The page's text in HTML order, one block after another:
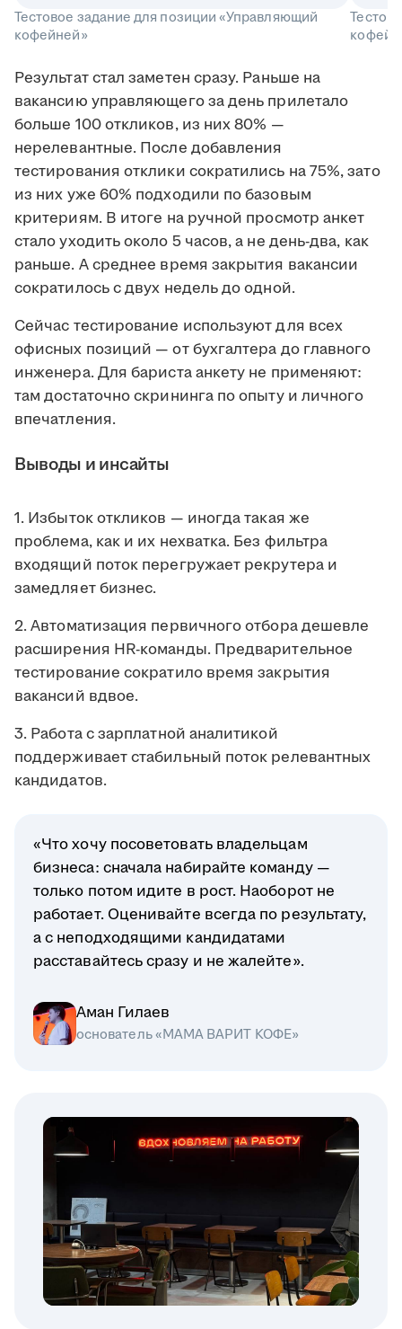
Тестовое задание для позиции «Управляющий
кофейней»
Результат стал заметен сразу. Раньше на
вакансию управляющего за день прилетало
больше 100 откликов, из них 80% —
нерелевантные. После добавления
тестирования отклики сократились на 75%, зато
из них уже 60% подходили по базовым
критериям. В итоге на ручной просмотр анкет
стало уходить около 5 часов, а не день-два, как
раньше. А среднее время закрытия вакансии
сократилось с двух недель до одной.
Сейчас тестирование используют для всех
офисных позиций — от бухгалтера до главного
инженера. Для бариста анкету не применяют:
там достаточно скрининга по опыту и личного
впечатления.
Выводы и инсайты
1. Избыток откликов — иногда такая же
проблема, как и их нехватка. Без фильтра
входящий поток перегружает рекрутера и
замедляет бизнес.
2. Автоматизация первичного отбора дешевле
расширения HR-команды. Предварительное
тестирование сократило время закрытия
вакансий вдвое.
3. Работа с зарплатной аналитикой
поддерживает стабильный поток релевантных
кандидатов.
«Что хочу посоветовать владельцам
бизнеса: сначала набирайте команду —
только потом идите в рост. Наоборот не
работает. Оценивайте всегда по результату,
а с неподходящими кандидатами
расставайтесь сразу и не жалейте».
Аман Гилаев
основатель «МАМА ВАРИТ КОФЕ»